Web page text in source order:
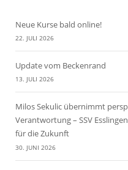
Neue Kurse bald online!
22. JULI 2026
Update vom Beckenrand
13. JULI 2026
Milos Sekulic übernimmt
Verantwortung – SSV
für die Zukunft
30. JUNI 2026